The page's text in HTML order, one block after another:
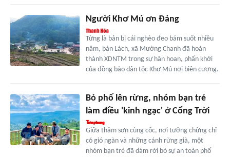
Người Khơ Mú ơn Đảng
Từng là bản bị cái nghèo đeo bám suốt nhiều
năm, bản Lách, xã Mường Chanh đã hoàn
thành XDNTM trong sự hân hoan, phấn khởi
của đồng bào dân tộc Khơ Mú nơi biên cương.
Bỏ phố lên rừng, nhóm bạn trẻ
làm điều 'kinh ngạc' ở Cổng Trời
Giữa thâm sơn cùng cốc, nơi tưởng chừng chỉ
có gió ngàn và những cánh rừng già, một
nhóm bạn trẻ đã dám rời bỏ sự an toàn phố